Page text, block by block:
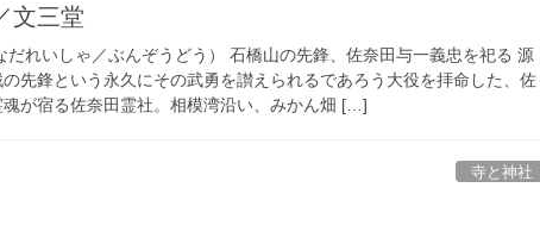
文三堂
だれいしゃ／ぶんぞうどう） 石橋山の先鋒、佐奈田与一義忠を祀る 源
先鋒という永久にその武勇を讃えられるであろう大役を拝命した、佐
が宿る佐奈田霊社。相模湾沿い、みかん畑 […]
寺と神社